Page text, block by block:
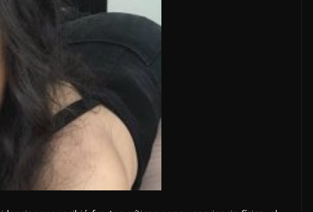
NADIE COMO LAYDA
PARA DEMOSTRAR LA
HIPOCRESÍA DE LA
AUSTERIDAD
REPUBLICANA; “HASTA
MADRID LE LLEGAN LAS
CRÍTICAS”
8 agosto, 2026